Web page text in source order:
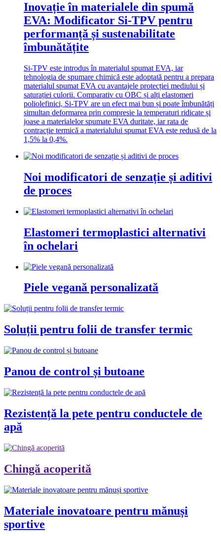
Inovație în materialele din spumă
EVA: Modificator Si-TPV pentru
performanță și sustenabilitate
îmbunătățite
Si-TPV este introdus în materialul spumat EVA, iar
tehnologia de spumare chimică este adoptată pentru a prepara
materialul spumat EVA cu avantajele protecției mediului și
saturației culorii. Comparativ cu OBC și alți elastomeri
poliolefinici, Si-TPV are un efect mai bun și poate îmbunătăți
simultan deformarea prin compresie la temperaturi ridicate și
joase a materialelor spumate EVA duritate, iar rata de
contracție termică a materialului spumat EVA este redusă de la
1,5% la 0,4%.
Noi modificatori de senzație și aditivi
de proces
Elastomeri termoplastici alternativi
în ochelari
Piele vegană personalizată
Soluții pentru folii de transfer termic
Panou de control și butoane
Rezistență la pete pentru conductele de
apă
Chingă acoperită
Materiale inovatoare pentru mănuși
sportive